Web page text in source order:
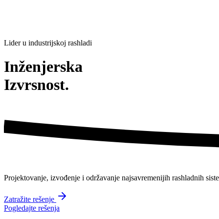
Lider u industrijskoj rashladi
Inženjerska
Izvrsnost.
Projektovanje, izvođenje i održavanje najsavremenijih rashladnih
Zatražite rešenje
Pogledajte rešenja